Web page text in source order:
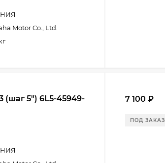
Motor Co., Ltd.
(шаг 5") 6L5-45949-
7 100 ₽
ПОД ЗАКАЗ